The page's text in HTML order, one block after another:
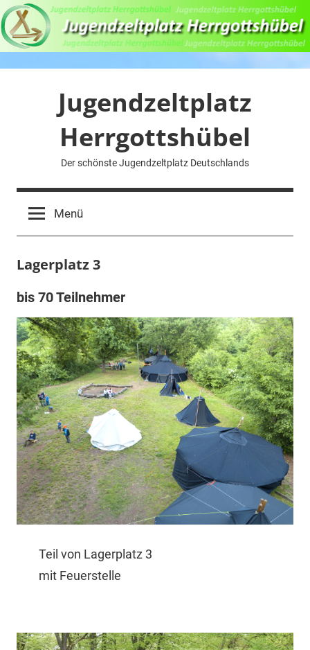
Zum
Inhalt
springen
Jugendzeltplatz
Herrgottshübel
Der schönste Jugendzeltplatz Deutschlands
Menü
Lagerplatz 3
bis 70 Teilnehmer
Teil von Lagerplatz 3
mit Feuerstelle